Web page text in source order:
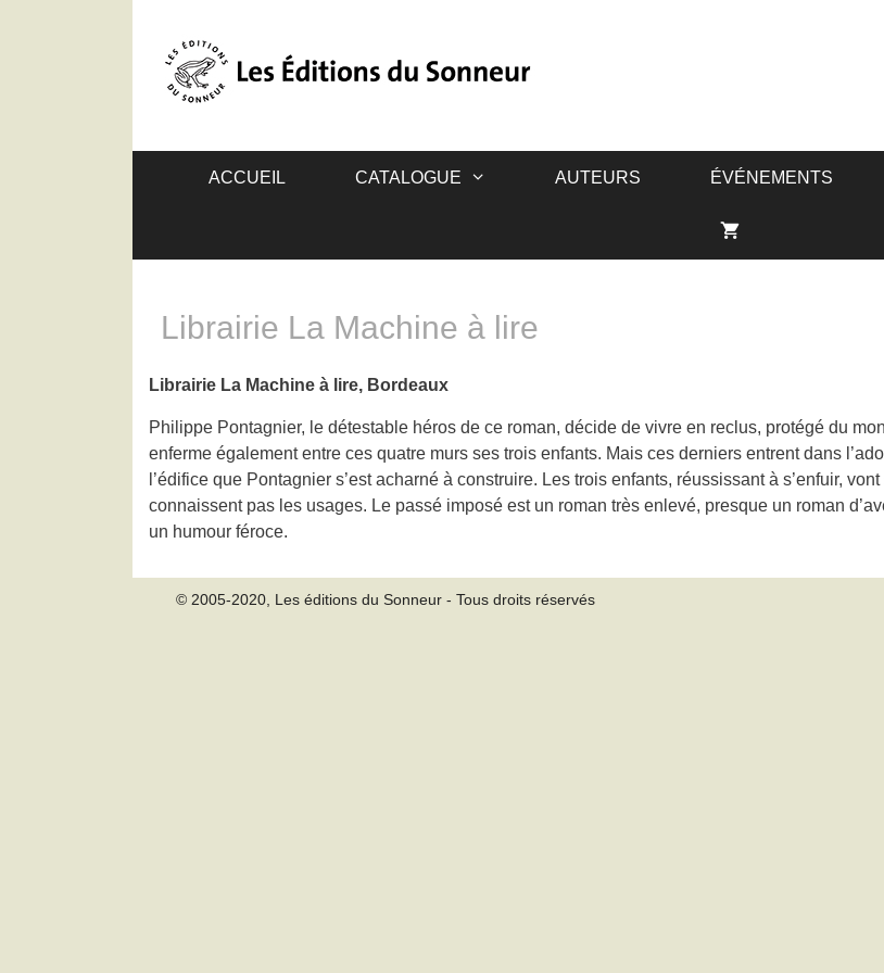
ACCUEIL CATALOGUE AUTEURS ÉVÉNEMENTS
Librairie La Machine à lire
Librairie La Machine à lire, Bordeaux
Philippe Pontagnier, le détestable héros de ce roman, décide de vivre en reclus, protégé du
enferme également entre ces quatre murs ses trois enfants. Mais ces derniers entrent dans
l’édifice que Pontagnier s’est acharné à construire. Les trois enfants, réussissant à s’enfuir,
connaissent pas les usages. Le passé imposé est un roman très enlevé, presque un roman
un humour féroce.
© 2005-2020, Les éditions du Sonneur - Tous droits réservés